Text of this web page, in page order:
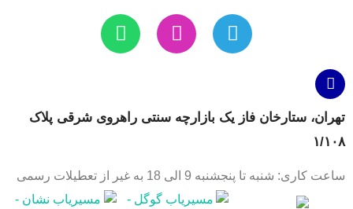
تهران، ستارخان فاز یک بازارچه سنتی راهروی شرقی پلاک
١/١٠٨
ساعت کاری: شنبه تا پنجشنبه 9 الی 18 به غیر از تعطیلات رسمی